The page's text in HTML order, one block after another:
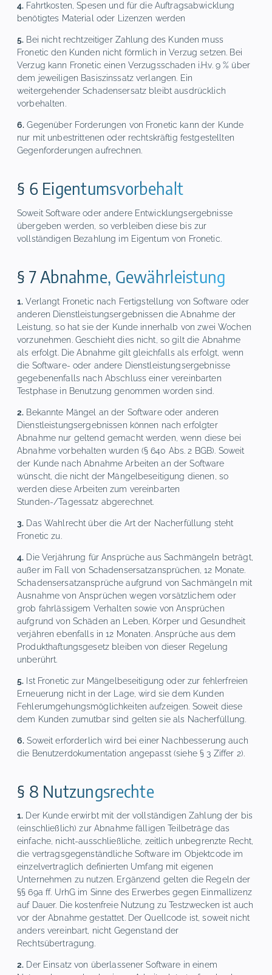
4. Fahrtkosten, Spesen und für die Auftragsabwicklung
benötigtes Material oder Lizenzen werden
5. Bei nicht rechtzeitiger Zahlung des Kunden muss
Fronetic den Kunden nicht förmlich in Verzug setzen. Bei
Verzug kann Fronetic einen Verzugsschaden i.H.v. 9 % über
dem jeweiligen Basiszinssatz verlangen. Ein
weitergehender Schadensersatz bleibt ausdrücklich
vorbehalten.
6. Gegenüber Forderungen von Fronetic kann der Kunde
nur mit unbestrittenen oder rechtskräftig festgestellten
Gegenforderungen aufrechnen.
§ 6 Eigentumsvorbehalt
Soweit Software oder andere Entwicklungsergebnisse
übergeben werden, so verbleiben diese bis zur
vollständigen Bezahlung im Eigentum von Fronetic.
§ 7 Abnahme, Gewährleistung
1. Verlangt Fronetic nach Fertigstellung von Software oder
anderen Dienstleistungsergebnissen die Abnahme der
Leistung, so hat sie der Kunde innerhalb von zwei Wochen
vorzunehmen. Geschieht dies nicht, so gilt die Abnahme
als erfolgt. Die Abnahme gilt gleichfalls als erfolgt, wenn
die Software- oder andere Dienstleistungsergebnisse
gegebenenfalls nach Abschluss einer vereinbarten
Testphase in Benutzung genommen worden sind.
2. Bekannte Mängel an der Software oder anderen
Dienstleistungsergebnissen können nach erfolgter
Abnahme nur geltend gemacht werden, wenn diese bei
Abnahme vorbehalten wurden (§ 640 Abs. 2 BGB). Soweit
der Kunde nach Abnahme Arbeiten an der Software
wünscht, die nicht der Mängelbeseitigung dienen, so
werden diese Arbeiten zum vereinbarten
Stunden-/Tagessatz abgerechnet.
3. Das Wahlrecht über die Art der Nacherfüllung steht
Fronetic zu.
4. Die Verjährung für Ansprüche aus Sachmängeln beträgt,
außer im Fall von Schadensersatzansprüchen, 12 Monate.
Schadensersatzansprüche aufgrund von Sachmängeln mit
Ausnahme von Ansprüchen wegen vorsätzlichem oder
grob fahrlässigem Verhalten sowie von Ansprüchen
aufgrund von Schäden an Leben, Körper und Gesundheit
verjähren ebenfalls in 12 Monaten. Ansprüche aus dem
Produkthaftungsgesetz bleiben von dieser Regelung
unberührt.
5. Ist Fronetic zur Mängelbeseitigung oder zur fehlerfreien
Erneuerung nicht in der Lage, wird sie dem Kunden
Fehlerumgehungsmöglichkeiten aufzeigen. Soweit diese
dem Kunden zumutbar sind gelten sie als Nacherfüllung.
6. Soweit erforderlich wird bei einer Nachbesserung auch
die Benutzerdokumentation angepasst (siehe § 3 Ziffer 2).
§ 8 Nutzungsrechte
1. Der Kunde erwirbt mit der vollständigen Zahlung der bis
(einschließlich) zur Abnahme fälligen Teilbeträge das
einfache, nicht-ausschließliche, zeitlich unbegrenzte Recht,
die vertragsgegenständliche Software im Objektcode im
einzelvertraglich definierten Umfang mit eigenen
Unternehmen zu nutzen. Ergänzend gelten die Regeln der
§§ 69a ff. UrhG im Sinne des Erwerbes gegen Einmallizenz
auf Dauer. Die kostenfreie Nutzung zu Testzwecken ist auch
vor der Abnahme gestattet. Der Quellcode ist, soweit nicht
anders vereinbart, nicht Gegenstand der
Rechtsübertragung.
2. Der Einsatz von überlassener Software in einem